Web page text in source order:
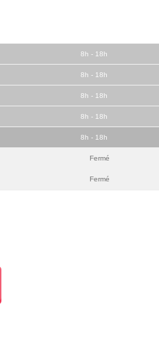
8h - 18h
8h - 18h
8h - 18h
8h - 18h
8h - 18h
Fermé
Fermé